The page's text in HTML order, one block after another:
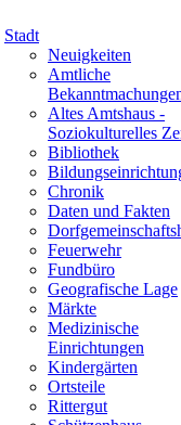
Stadt
Neuigkeiten
Amtliche
Altes Amtshaus -
Soziokulturelles
Bibliothek
Chronik
Daten und Fakten
Feuerwehr
Fundbüro
Geografische Lage
Märkte
Medizinische
Einrichtungen
Kindergärten
Ortsteile
Rittergut